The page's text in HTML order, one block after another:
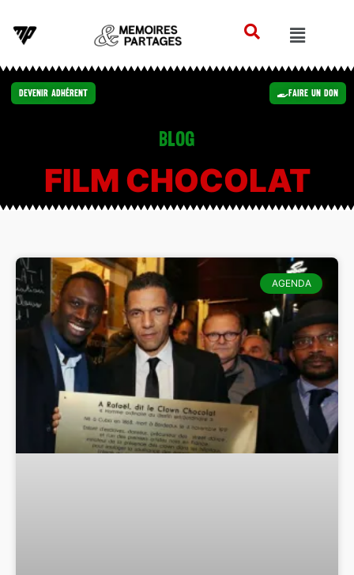
Devenir Adhérent Faire un Don
Blog
FILM CHOCOLAT
AGENDA